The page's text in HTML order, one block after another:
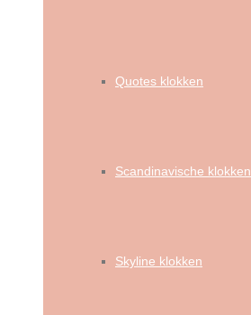
Quotes klokken
Scandinavische klokken
Skyline klokken